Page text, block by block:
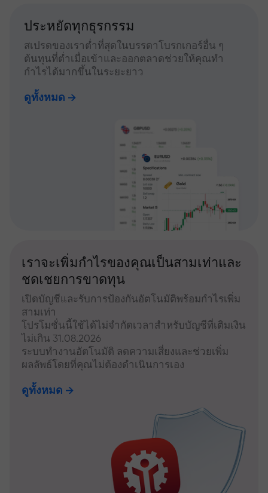
ประหยัดทุกธุรกรรม
สเปรดของเราต่ำที่สุดในบรรดาโบรกเกอร์อื่น ๆ
ต้นทุนที่ต่ำเมื่อเข้าและออกตลาดช่วยให้คุณทำ
กำไรได้มากขึ้นในระยะยาว
ดูทั้งหมด
เราจะเพิ่มกำไรของคุณเป็นสามเท่าและ
ชดเชยการขาดทุน
เปิดบัญชีและรับการป้องกันอัตโนมัติพร้อมกำไรเพิ่ม
สามเท่า
โปรโมชั่นนี้ใช้ได้ไม่จำกัดเวลาสำหรับบัญชีที่เติมเงิน
ไม่เกิน 31.08.2026
ระบบทำงานอัตโนมัติ ลดความเสี่ยงและช่วยเพิ่ม
ผลลัพธ์โดยที่คุณไม่ต้องดำเนินการเอง
ดูทั้งหมด